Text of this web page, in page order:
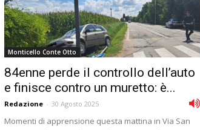
Monticello Conte Otto
84enne perde il controllo dell’auto
e finisce contro un muretto: è...
Redazione - 30 Agosto 2025
Momenti di apprensione questa mattina in Via San